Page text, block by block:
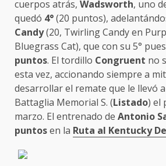
cuerpos atrás, Wadsworth, uno
quedó 4°(20 puntos),
Candy(20, Twirling Candy en
Bluegrass Cat), que con su 5°
puntos. El tordillo Congruent no
esta vez, accionando siempre a
desarrollar el remate que le llevó
Battaglia Memorial S. (Listado) el
marzo. El entrenado de Antonio
puntosen la Ruta al Kentucky